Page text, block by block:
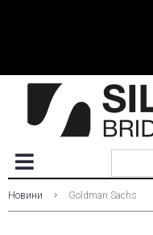
Новини Goldman Sachs